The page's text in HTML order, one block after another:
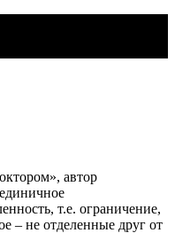
автор
т.е. ограничение,
– не отделенные друг от